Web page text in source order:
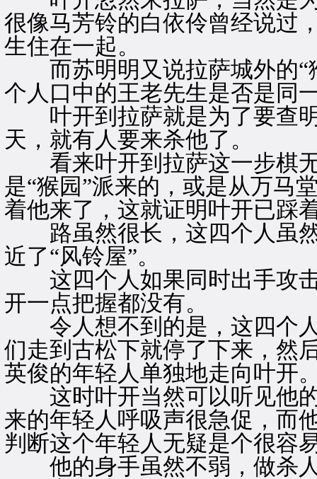
很像马芳铃的白依伶曾经说过
生住在一起。
而苏明明又说拉萨城外的“
个人口中的王老先生是否是同
叶开到拉萨就是为了要查明
天，就有人要来杀他了。
看来叶开到拉萨这一步棋无
是“猴园”派来的，或是从万马
着他来了，这就证明叶开已踩
路虽然很长，这四个人虽然
近了“风铃屋”。
这四个人如果同时出手攻击
开一点把握都没有。
令人想不到的是，这四个人
们走到古松下就停了下来，然
英俊的年轻人单独地走向叶开
这时叶开当然可以听见他的
来的年轻人呼吸声很急促，而
判断这个年轻人无疑是个很容
他的身手虽然不弱，做杀人